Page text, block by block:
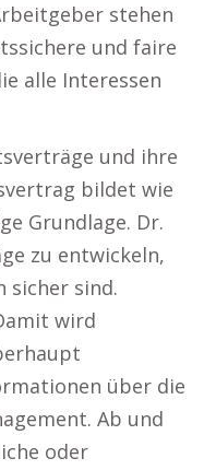
stehen
und faire
alle Interessen
und ihre
bildet wie
Grundlage. Dr.
zu entwickeln,
sicher sind.
wird
über die
Ab und
oder